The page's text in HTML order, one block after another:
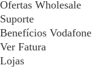
Ofertas Wholesale
Suporte
Benefícios Vodafone
Ver Fatura
Lojas